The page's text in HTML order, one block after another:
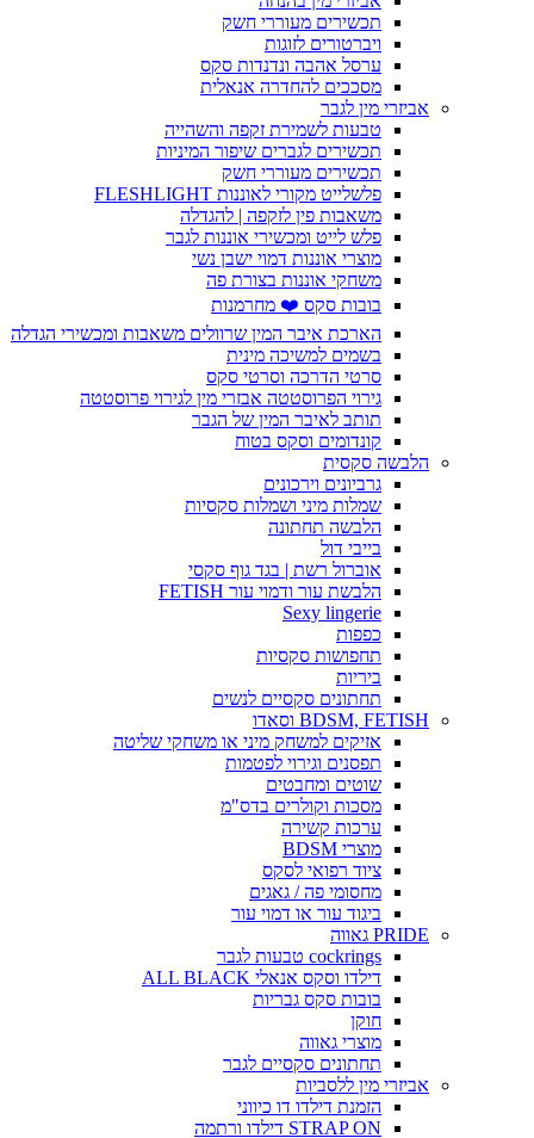
תכשירים מעוררי חשק
ויברטורים לזוגות
ערסל אהבה ונדנדות סקס
מסככים להחדרה אנאלית
אביזרי מין לגבר
טבעות לשמירת זקפה והשהייה
תכשירים לגברים שיפור המיניות
תכשירים מעוררי חשק
פלשלייט מקורי לאוננות FLESHLIGHT
משאבות פין לזקפה | להגדלה
פלש לייט ומכשירי אוננות לגבר
מוצרי אוננות דמוי ישבן נשי
משחקי אוננות בצורת פה
בובות סקס ❤️ מחרמנות
הארכת איבר המין שרוולים משאבות ומכשירי הגדלה
בשמים למשיכה מינית
סרטי הדרכה וסרטי סקס
גירוי הפרוסטטה אבזרי מין לגירוי פרוסטטה
תותב לאיבר המין של הגבר
קונדומים וסקס בטוח
הלבשה סקסית
גרביונים וירכונים
שמלות מיני ושמלות סקסיות
הלבשה תחתונה
בייבי דול
אוברול רשת | בגד גוף סקסי
הלבשת עור ודמוי עור FETISH
Sexy lingerie
כפפות
תחפושות סקסיות
ביריות
תחתונים סקסיים לנשים
BDSM, FETISH וסאדו
אזיקים למשחק מיני או משחקי שליטה
תפסנים וגירוי לפטמות
שוטים ומחבטים
מסכות וקולרים בדס"מ
ערכות קשירה
מוצרי BDSM
ציוד רפואי לסקס
מחסומי פה / גאגים
ביגוד עור או דמוי עור
PRIDE גאווה
cockrings טבעות לגבר
דילדו וסקס אנאלי ALL BLACK
בובות סקס גבריות
חוקן
מוצרי גאווה
תחתונים סקסיים לגבר
אביזרי מין ללסביות
הזמנת דילדו דו כיווני
STRAP ON דילדו ורתמה